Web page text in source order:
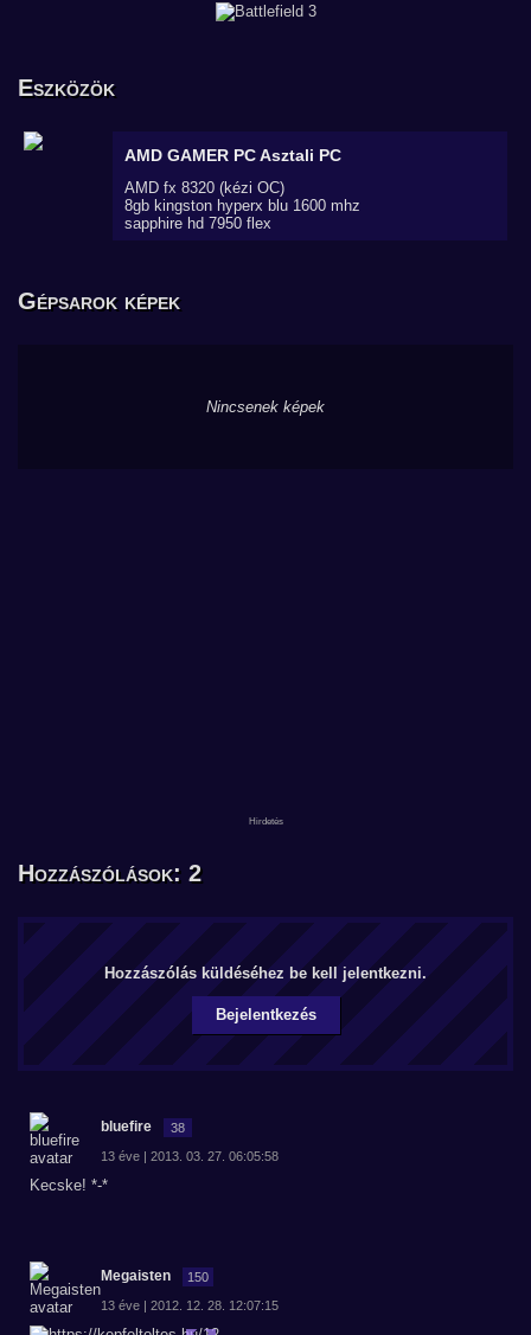
Eszközök
AMD GAMER PCAsztali PC
AMD fx 8320 (kézi OC)
8gb kingston hyperx blu 1600 mhz
sapphire hd 7950 flex
Gépsarok képek
Nincsenek képek
Hozzászólások: 2
Hozzászólás küldéséhez be kell jelentkezni.
Bejelentkezés
bluefire 38
13 éve | 2013. 03. 27. 06:05:58
Kecske! *-*
Megaisten 150
13 éve | 2012. 12. 28. 12:07:15